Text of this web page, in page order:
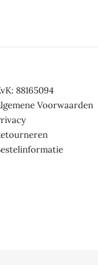
88165094
Voorwaarden